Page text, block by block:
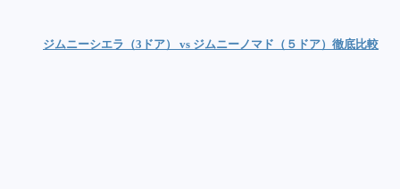
ジムニーシエラ（3ドア） vs ジムニーノマド（５ドア）徹底比較